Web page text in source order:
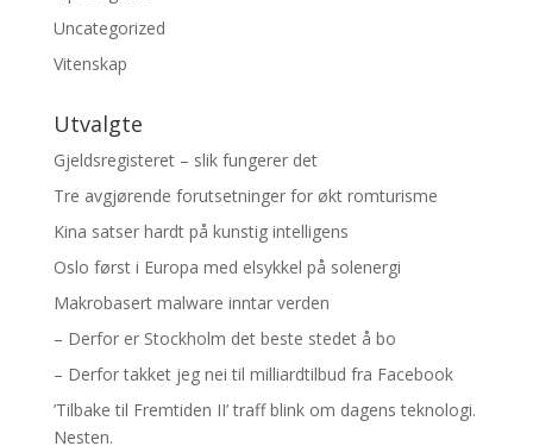
Uncategorized
Vitenskap
Utvalgte
Gjeldsregisteret – slik fungerer det
Tre avgjørende forutsetninger for økt romturisme
Kina satser hardt på kunstig intelligens
Oslo først i Europa med elsykkel på solenergi
Makrobasert malware inntar verden
– Derfor er Stockholm det beste stedet å bo
– Derfor takket jeg nei til milliardtilbud fra Facebook
’Tilbake til Fremtiden II’ traff blink om dagens teknologi.
Nesten.